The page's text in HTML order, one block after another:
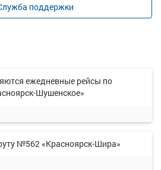
поддержки
ежедневные рейсы по
Шушенское»
№562 «Красноярск-Шира»